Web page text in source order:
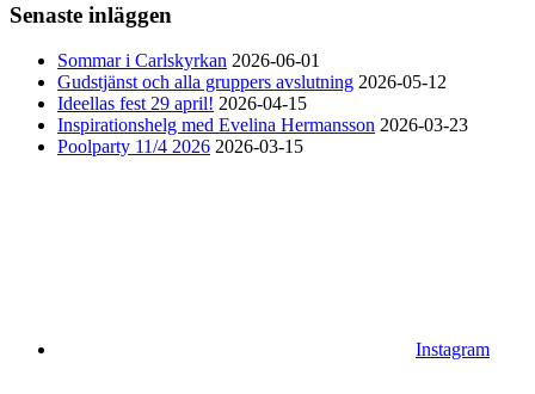
Senaste inläggen
Sommar i Carlskyrkan 2026-06-01
Gudstjänst och alla gruppers avslutning 2026-05-12
Ideellas fest 29 april! 2026-04-15
Inspirationshelg med Evelina Hermansson 2026-03-23
Poolparty 11/4 2026 2026-03-15
Instagram